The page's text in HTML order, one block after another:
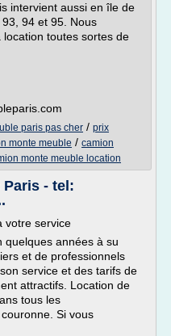
intervient aussi en île de
94 et 95. Nous
toutes sortes de
paris pas cher / prix
monte meuble / camion
monte meuble location
- tel:
votre service
quelques années à su
et de professionnels
service et des tarifs de
attractifs. Location de
tous les
Si vous